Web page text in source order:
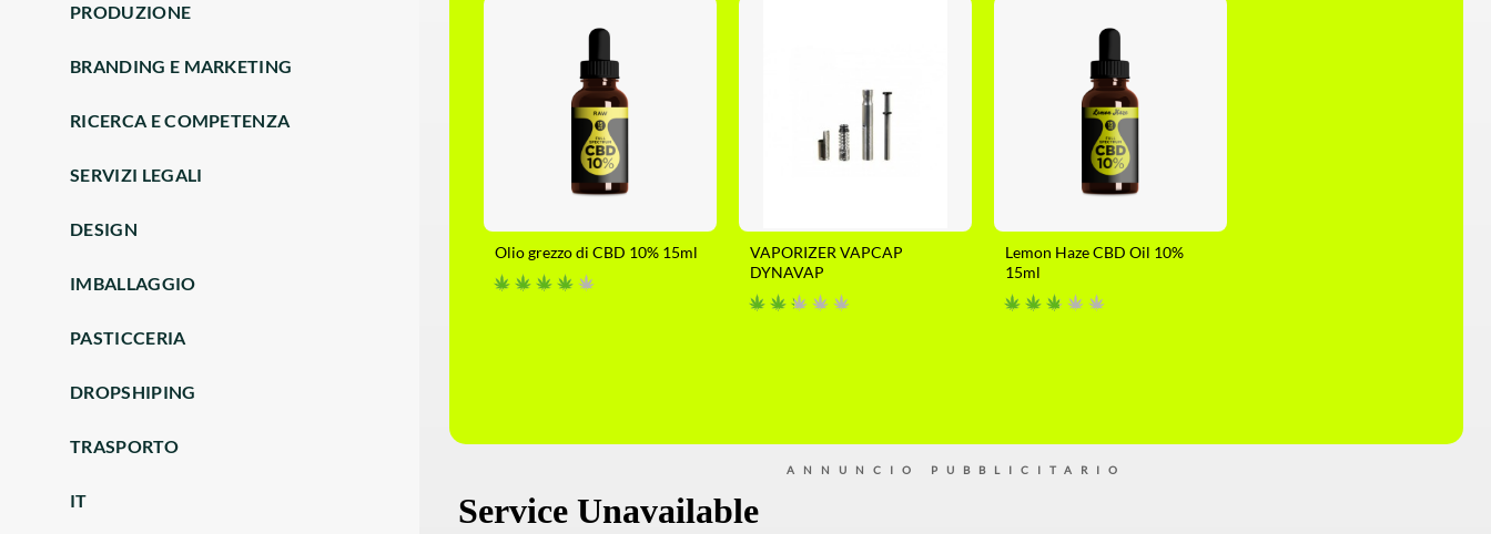
PRODUZIONE
BRANDING E MARKETING
RICERCA E COMPETENZA
SERVIZI LEGALI
DESIGN
IMBALLAGGIO
PASTICCERIA
DROPSHIPING
TRASPORTO
IT
Olio grezzo di CBD 10% 15ml
VAPORIZER VAPCAP
DYNAVAP
Lemon Haze CBD Oil 10%
15ml
ANNUNCIO PUBBLICITARIO